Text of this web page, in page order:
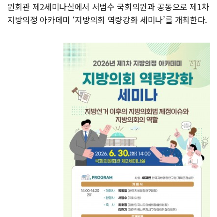
원회관 제2세미나실에서 서범수 국회의원과 공동으로 제1차
지방의정 아카데미 ‘지방의회 역량강화 세미나’를 개최한다.